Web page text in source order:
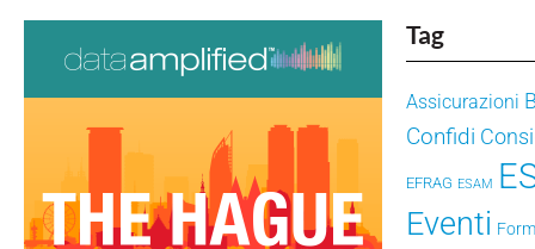
Tag
Assicurazioni
Confidi
EFRAG ESAM
Eventi